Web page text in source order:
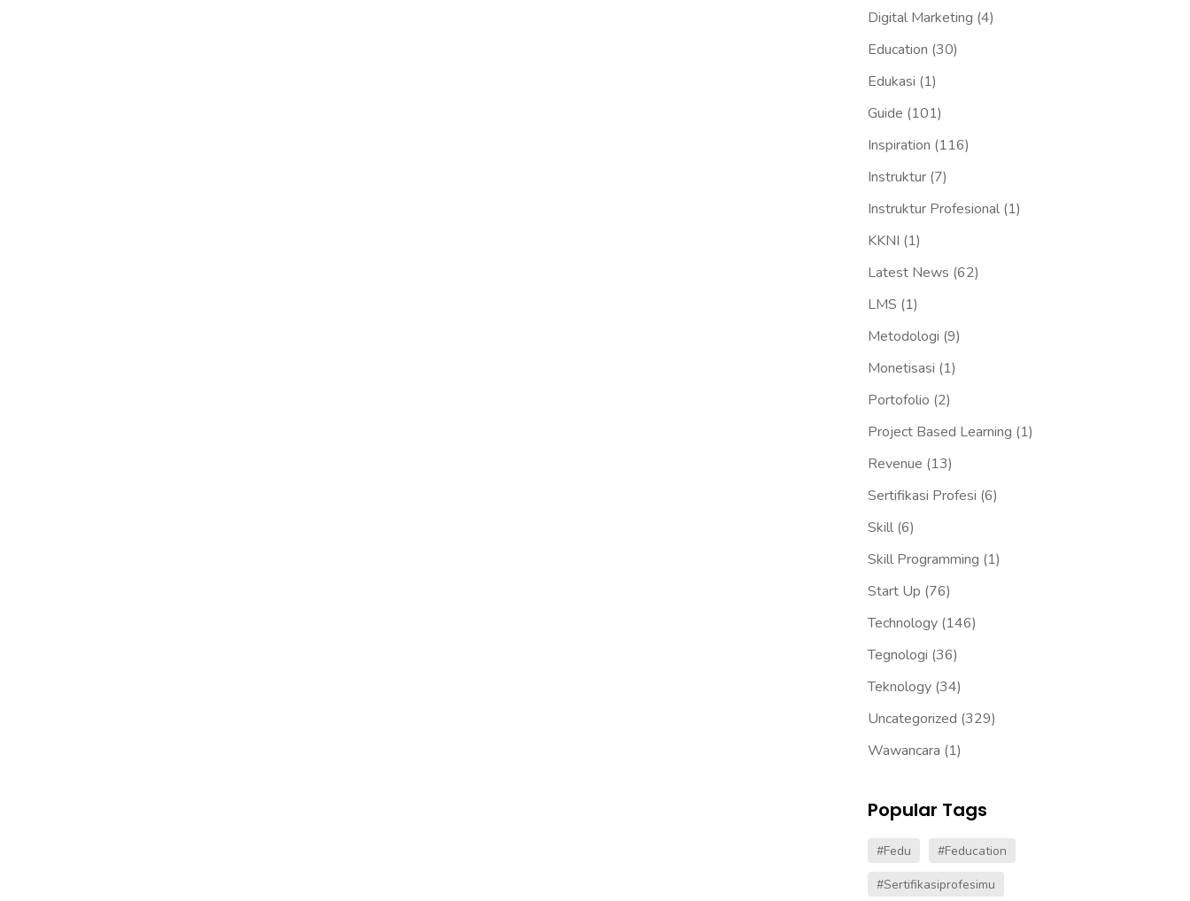
Digital Marketing (4)
Education (30)
Edukasi (1)
Guide (101)
Inspiration (116)
Instruktur(7)
Instruktur Profesional(1)
KKNI (1)
Latest News (62)
LMS (1)
Metodologi (9)
Monetisasi (1)
Portofolio (2)
Project Based Learning (1)
Revenue (13)
Sertifikasi Profesi (6)
Skill(6)
Skill Programming (1)
Start Up (76)
Technology(146)
Tegnologi (36)
Teknology(34)
Uncategorized (329)
Wawancara (1)
Popular Tags
#fedu
#Feducation
#sertifikasiprofesimu